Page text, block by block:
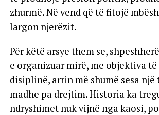
zhurmë. Në vend që të fitojë
largon njerëzit.
Për këtë arsye them se,
e organizuar mirë, me objektiva të
disiplinë, arrin më shumë sesa një
madhe pa drejtim. Historia ka
ndryshimet nuk vijnë nga kaosi,